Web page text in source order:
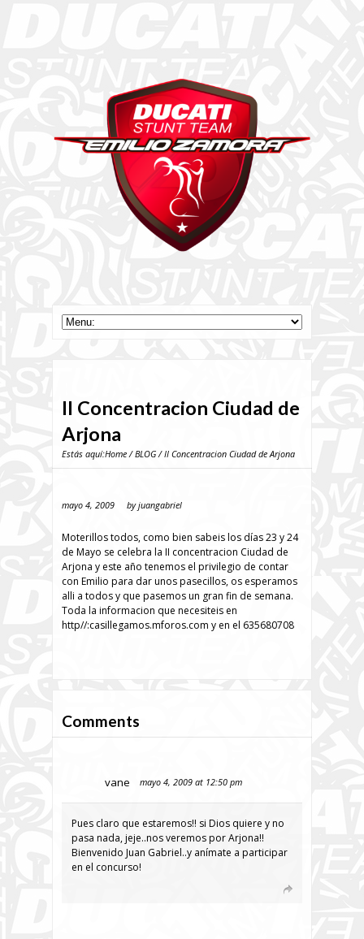
II Concentracion Ciudad de
Arjona
Estás aquí:Home/BLOG/ II Concentracion Ciudad de Arjona
mayo 4, 2009 byjuangabriel
Moterillos todos, como bien sabeis los días 23 y 24
de Mayo se celebra la II concentracion Ciudad de
Arjona y este año tenemos el privilegio de contar
con Emilio para dar unos pasecillos, os esperamos
alli a todos y que pasemos un gran fin de semana.
Toda la informacion que necesiteis en
http//:casillegamos.mforos.com y en el 635680708
Comments
vane mayo 4, 2009 at 12:50 pm
Pues claro que estaremos!! si Dios quiere y no
pasa nada, jeje..nos veremos por Arjona!!
Bienvenido Juan Gabriel..y anímate a participar
en el concurso!